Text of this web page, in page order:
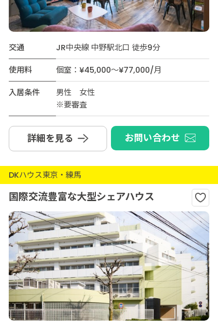
交通
JR中央線 中野駅北口 徒歩9分
使用料
個室：¥45,000～¥77,000/月
入居条件
男性 女性
※要審査
詳細を見る お問い合わせ
DKハウス東京・練馬
国際交流豊富な大型シェアハウス